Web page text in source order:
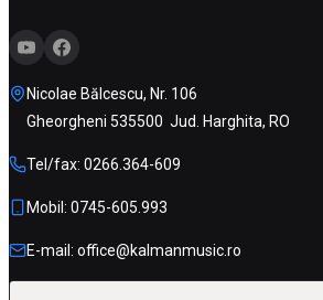
Nicolae Bălcescu, Nr. 106
Gheorgheni 535500 Jud. Harghita, RO
Tel/fax: 0266.364-609
Mobil: 0745-605.993
E-mail: office@kalmanmusic.ro